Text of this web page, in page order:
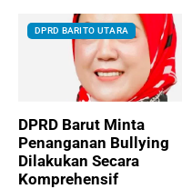
DPRD BARITO UTARA
DPRD Barut Minta
Penanganan Bullying
Dilakukan Secara
Komprehensif